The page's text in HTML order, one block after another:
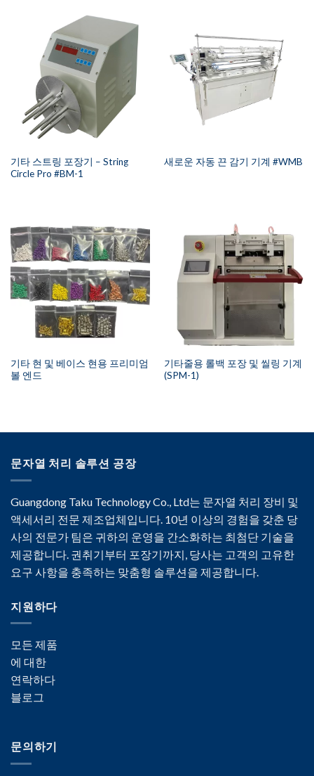
기타 스트링 포장기 – String
Circle Pro #BM-1
새로운 자동 끈 감기 기계 #WMB
기타 현 및 베이스 현용 프리미엄
볼 엔드
기타줄용 롤백 포장 및 씰링 기계
(SPM-1)
문자열 처리 솔루션 공장
Guangdong Taku Technology Co., Ltd는 문자열 처리 장비 및
액세서리 전문 제조업체입니다. 10년 이상의 경험을 갖춘 당
사의 전문가 팀은 귀하의 운영을 간소화하는 최첨단 기술을
제공합니다. 권취기부터 포장기까지, 당사는 고객의 고유한
요구 사항을 충족하는 맞춤형 솔루션을 제공합니다.
지원하다
모든 제품
에 대한
연락하다
블로그
문의하기